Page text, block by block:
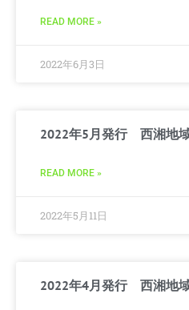
READ MORE »
2022年6月3日
2022年5月発行 西湘地
READ MORE »
2022年5月11日
2022年4月発行 西湘地